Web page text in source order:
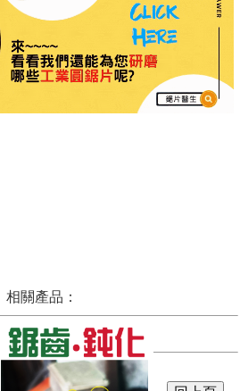
相關產品：